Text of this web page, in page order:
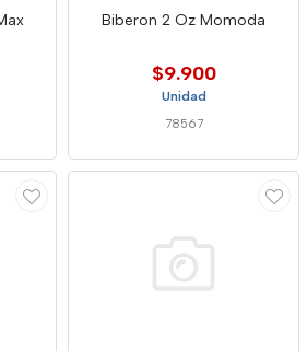
Biberon 2 Oz Momoda
$9.900
Unidad
78567